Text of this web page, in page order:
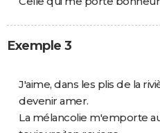
Exemple 3
J'aime, dans les plis de la
devenir amer.
La mélancolie m'emporte